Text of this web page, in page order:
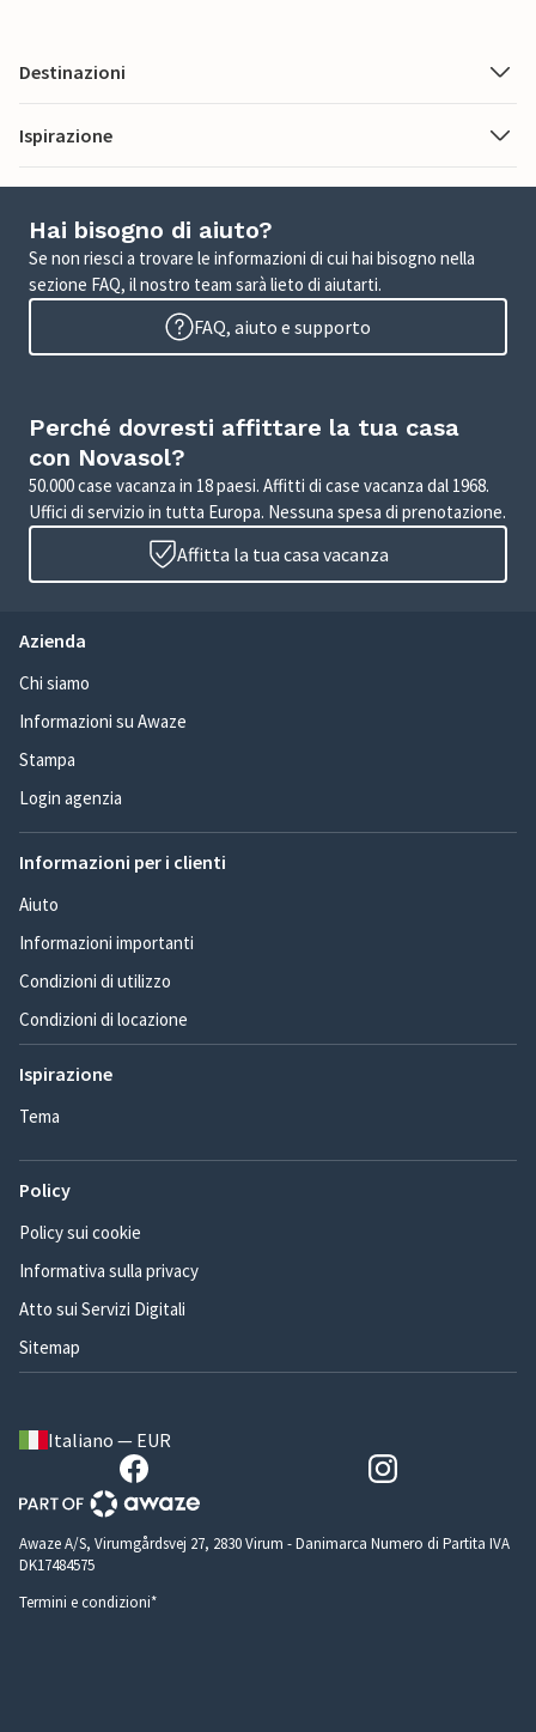
Destinazioni
Ispirazione
Hai bisogno di aiuto?
Se non riesci a trovare le informazioni di cui hai bisogno nella
sezione FAQ, il nostro team sarà lieto di aiutarti.
FAQ, aiuto e supporto
Perché dovresti affittare la tua casa
con Novasol?
50.000 case vacanza in 18 paesi. Affitti di case vacanza dal 1968.
Uffici di servizio in tutta Europa. Nessuna spesa di prenotazione.
Affitta la tua casa vacanza
Azienda
Chi siamo
Informazioni su Awaze
Stampa
Login agenzia
Informazioni per i clienti
Aiuto
Informazioni importanti
Condizioni di utilizzo
Condizioni di locazione
Ispirazione
Tema
Policy
Policy sui cookie
Informativa sulla privacy
Atto sui Servizi Digitali
Sitemap
Italiano — EUR
Awaze A/S, Virumgårdsvej 27, 2830 Virum - Danimarca Numero di Partita IVA
DK17484575
Termini e condizioni*